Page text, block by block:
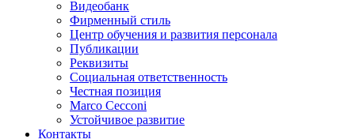
Видеобанк
Фирменный стиль
Центр обучения и развития персонала
Публикации
Реквизиты
Социальная ответственность
Честная позиция
Marco Cecconi
Устойчивое развитие
Контакты